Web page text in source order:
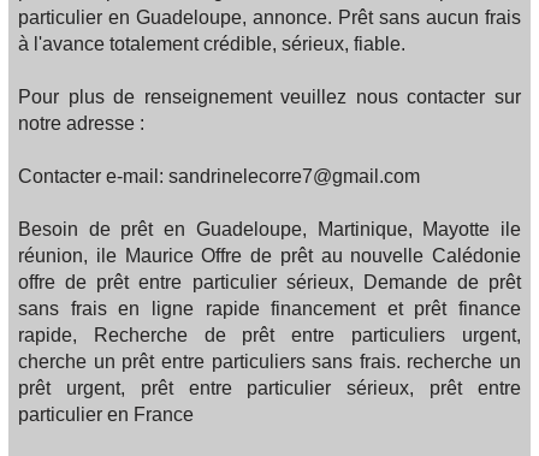
particulier en Guadeloupe, annonce. Prêt sans aucun frais
à l'avance totalement crédible, sérieux, fiable.
Pour plus de renseignement veuillez nous contacter sur
notre adresse :
Contacter e-mail: sandrinelecorre7@gmail.com
Besoin de prêt en Guadeloupe, Martinique, Mayotte ile
réunion, ile Maurice Offre de prêt au nouvelle Calédonie
offre de prêt entre particulier sérieux, Demande de prêt
sans frais en ligne rapide financement et prêt finance
rapide, Recherche de prêt entre particuliers urgent,
cherche un prêt entre particuliers sans frais. recherche un
prêt urgent, prêt entre particulier sérieux, prêt entre
particulier en France